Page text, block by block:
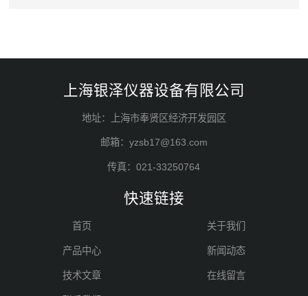
上海银泽仪器设备有限公司
地址：上海市奉贤区经济开发园区
邮箱：yzsb17@163.com
传真：021-33250764
快速链接
首页 关于我们
产品中心 新闻动态
技术文章 在线留言